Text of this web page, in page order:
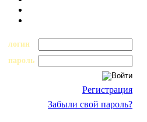
логин
пароль
Регистрация
Забыли свой пароль?